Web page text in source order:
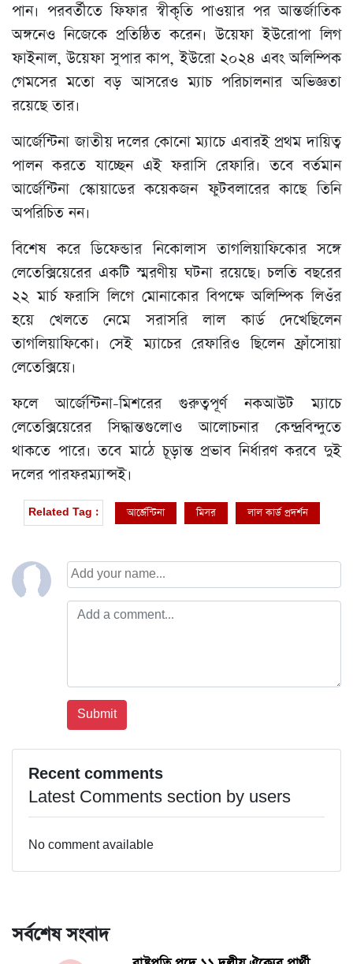
পান। পরবর্তীতে ফিফার স্বীকৃতি পাওয়ার পর আন্তর্জাতিক
অঙ্গনেও নিজেকে প্রতিষ্ঠিত করেন। উয়েফা ইউরোপা লিগ
ফাইনাল, উয়েফা সুপার কাপ, ইউরো ২০২৪ এবং অলিম্পিক
গেমসের মতো বড় আসরেও ম্যাচ পরিচালনার অভিজ্ঞতা
রয়েছে তার।
আর্জেন্টিনা জাতীয় দলের কোনো ম্যাচে এবারই প্রথম দায়িত্ব
পালন করতে যাচ্ছেন এই ফরাসি রেফারি। তবে বর্তমান
আর্জেন্টিনা স্কোয়াডের কয়েকজন ফুটবলারের কাছে তিনি
অপরিচিত নন।
বিশেষ করে ডিফেন্ডার নিকোলাস তাগলিয়াফিকোর সঙ্গে
লেতেক্সিয়েরের একটি স্মরণীয় ঘটনা রয়েছে। চলতি বছরের
২২ মার্চ ফরাসি লিগে মোনাকোর বিপক্ষে অলিম্পিক লিওঁর
হয়ে খেলতে নেমে সরাসরি লাল কার্ড দেখেছিলেন
তাগলিয়াফিকো। সেই ম্যাচের রেফারিও ছিলেন ফ্রাঁসোয়া
লেতেক্সিয়ে।
ফলে আর্জেন্টিনা-মিশরের গুরুত্বপূর্ণ নকআউট ম্যাচে
লেতেক্সিয়েরের সিদ্ধান্তগুলোও আলোচনার কেন্দ্রবিন্দুতে
থাকতে পারে। তবে মাঠে চূড়ান্ত প্রভাব নির্ধারণ করবে দুই
দলের পারফরম্যান্সই।
Related Tag : আর্জেন্টিনা মিসর লাল কার্ড প্রদর্শন
Recent comments
Latest Comments section by users
No comment available
সর্বশেষ সংবাদ